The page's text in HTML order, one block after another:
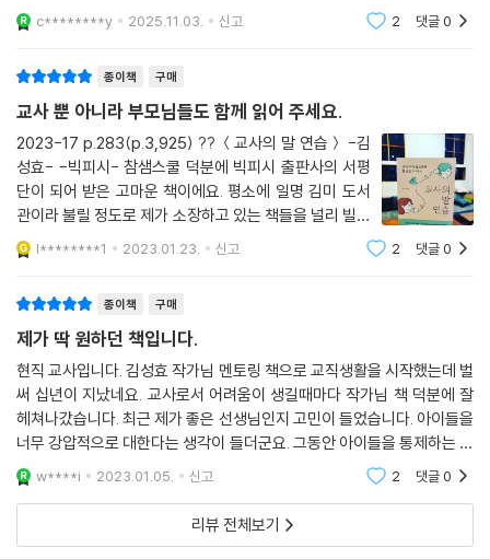
일을 떠넘기는 동료에게는 선을 분명히 그어주세요
도움받지 못하는 이유는 요청하지 않아서예요
힘든 시간을 통해서도 한 뼘 더 성장할 수 있어요
자책감을 내려놓고 나 자신을 안아주세요
단호하되 부드러운 상반된 모습이 필요해요
[성효샘의 교실 에피소드] 좋은 선생님이 된다는 것은
지각적 입장에서 상황을 바라보세요
에필로그
선생님이 우리 금쪽이를 화나게 했겠죠!
서 활용해보겠습니다~
c********y 2025.11.03. 신고 2 댓글0
종이책 구매
교사 뿐 아니라 부모님들도 함께 읽어 주세요.
2023-17 p.283(p.3,925) ?? ＜교사의 말 연습＞ -김
성효- -빅피시- 참샘스쿨 덕분에 빅피시 출판사의 서평
단이 되어 받은 고마운 책이에요. 평소에 일명 김미 도서
관이라 불릴 정도로 제가 소장하고 있는 책들을 널리 빌려
주는데요. 이 책은 아무도 못 빌려줄 것 같아요. ?? 이 책
은 진짜 너무 좋아서 방학 내내 곁에 두고 매일 보며 따라
l********1 2023.01.23. 신고 2 댓글0
종이책 구매
제가 딱 원하던 책입니다.
현직 교사입니다. 김성효 작가님 멘토링 책으로 교직생활을 시작했는데 벌
써 십년이 지났네요. 교사로서 어려움이 생길때마다 작가님 책 덕분에 잘
헤쳐나갔습니다. 최근 제가 좋은 선생님인지 고민이 들었습니다. 아이들을
너무 강압적으로 대한다는 생각이 들더군요. 그동안 아이들을 통제하는 기
술만 는 것 같았어요. 제 문제는 결국 제가 쓰는 언어에서부터 시작되더라
고요. 이번 책
w****i 2023.01.05. 신고 2 댓글0
리뷰 전체보기